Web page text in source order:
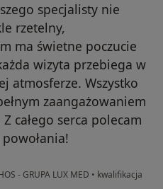
specjalisty nie
rzetelny,
ma świetne poczucie
wizyta przebiega w
atmosferze. Wszystko
zaangażowaniem
całego serca polecam
- GRUPA LUX MED • kwalifikacja